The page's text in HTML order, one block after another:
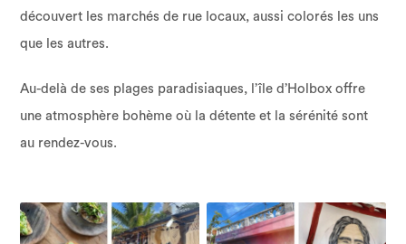
découvert les marchés de rue locaux, aussi colorés les uns
que les autres.
Au-delà de ses plages paradisiaques, l’île d’Holbox offre
une atmosphère bohème où la détente et la sérénité sont
au rendez-vous.